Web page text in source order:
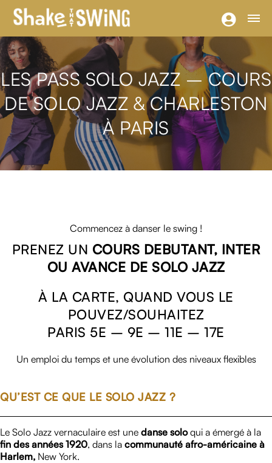
LES PASS SOLO JAZZ – COURS
DE SOLO JAZZ & CHARLESTON
À PARIS
Commencez à danser le swing !
PRENEZ UN COURS DEBUTANT, INTER
OU AVANCE DE SOLO JAZZ
À LA CARTE, QUAND VOUS LE
POUVEZ/SOUHAITEZ
PARIS 5E – 9E – 11E – 17E
Un emploi du temps et une évolution des niveaux flexibles
QU’EST CE QUE LE SOLO JAZZ ?
Le Solo Jazz vernaculaire est une danse soloqui a émergé à la
fin des années 1920, dans la communauté afro-américaine à
Harlem, New York.